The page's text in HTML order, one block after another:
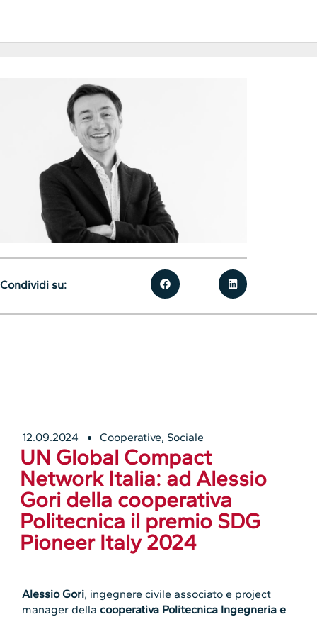
12.09.2024 Cooperative, Sociale
UN Global Compact
Network Italia: ad Alessio
Gori della cooperativa
Politecnica il premio SDG
Pioneer Italy 2024
Alessio Gori, ingegnere civile associato e project
manager dellacooperativa Politecnica Ingegneria e
Condividi su: